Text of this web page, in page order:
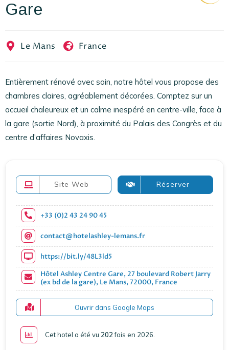
Gare
Le Mans France
Entièrement rénové avec soin, notre hôtel vous propose des
chambres claires, agréablement décorées. Comptez sur un
accueil chaleureux et un calme inespéré en centre-ville, face à
la gare (sortie Nord), à proximité du Palais des Congrès et du
centre d'affaires Novaxis.
Site Web Réserver
+33 (0)2 43 24 90 45
contact@hotelashley-lemans.fr
https://bit.ly/48L3ld5
Hôtel Ashley Centre Gare, 27 boulevard Robert Jarry
(ex bd de la gare), Le Mans, 72000, France
Ouvrir dans Google Maps
Cet hotel a été vu 202fois en 2026